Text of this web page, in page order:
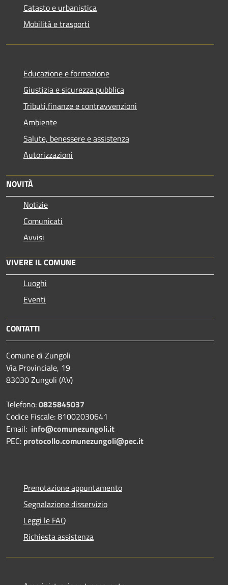
Catasto e urbanistica
Mobilità e trasporti
Educazione e formazione
Giustizia e sicurezza pubblica
Tributi,finanze e contravvenzioni
Ambiente
Salute, benessere e assistenza
Autorizzazioni
NOVITÀ
Notizie
Comunicati
Avvisi
VIVERE IL COMUNE
Luoghi
Eventi
CONTATTI
Comune di Zungoli
Via Provinciale, 19
83030 Zungoli (AV)
Telefono:0825845037
Codice Fiscale: 81002030641
Email: info@comunezungoli.it
PEC: protocollo.comunezungoli@pec.it
Prenotazione appuntamento
Segnalazione disservizio
Leggi le FAQ
Richiesta assistenza